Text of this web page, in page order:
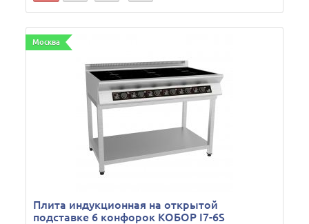
Москва
Плита индукционная на открытой
подставке 6 конфорок КОБОР I7-6S